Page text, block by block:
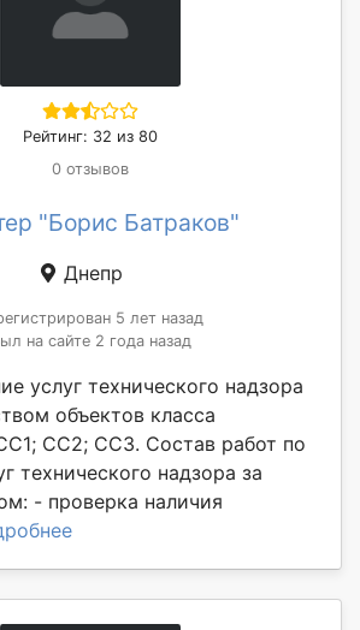
Рейтинг: 32 из 80
0 отзывов
"Борис Батраков"
Днепр
5 лет назад
на сайте 2 года назад
услуг технического надзора
объектов класса
СС2; СС3. Состав работ по
технического надзора за
- проверка наличия